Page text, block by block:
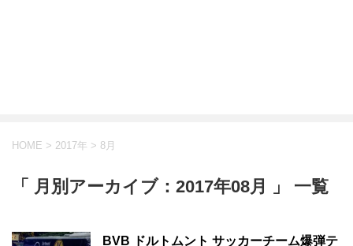
HOME > 2017年 > 8月
「 月別アーカイブ：2017年08月 」 一覧
BVB ドルトムント サッカーチーム爆弾テ